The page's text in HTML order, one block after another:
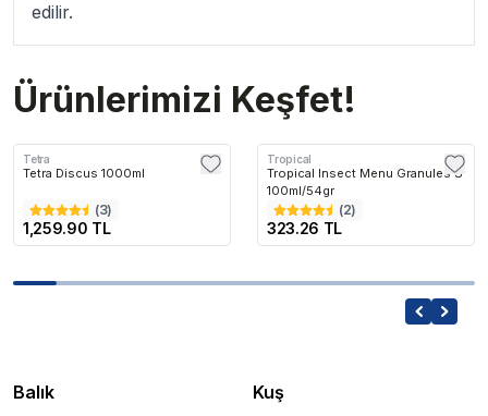
edilir.
Ürünlerimizi Keşfet!
Tetra
Tetra Discus 1000ml
(3)
1,259.90 TL
Tropical
Tropical Insect Menu Granules S
100ml/54gr
(2)
323.26 TL
Balık Kuş